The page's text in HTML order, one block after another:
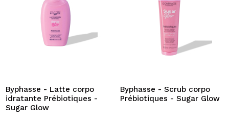
Byphasse - Latte corpo
idratante Prébiotiques -
Sugar Glow
Byphasse - Scrub corpo
Prébiotiques - Sugar Glow